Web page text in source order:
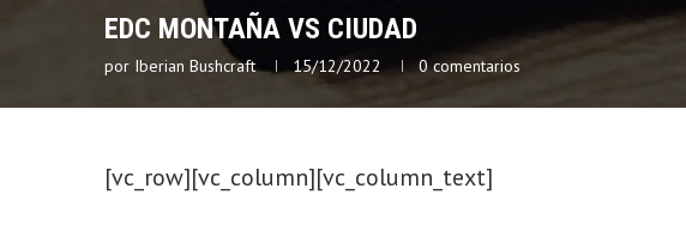
EDC MONTAÑA VS CIUDAD
por Iberian Bushcraft 15/12/2022 0 comentarios
[vc_row][vc_column][vc_column_text]